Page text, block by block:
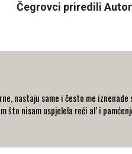
Čegrovci priredili
nastaju same i često me
što nisam uspjelela reći al’ i